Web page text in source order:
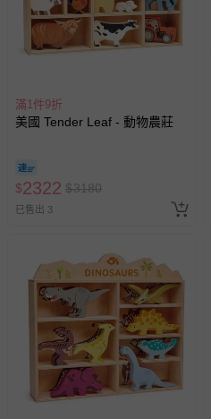
滿1件9折
美國 Tender Leaf - 動物農莊
$2322 $3180
已售出 3